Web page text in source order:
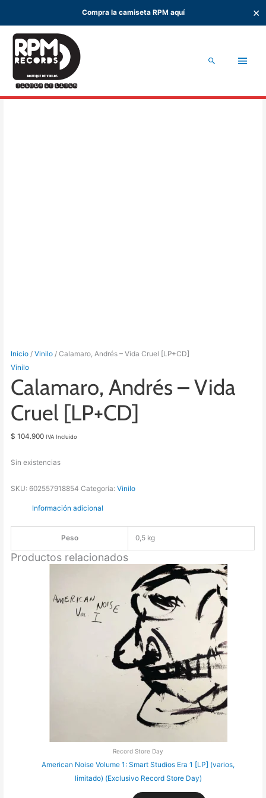
Compra la camiseta RPM aquí ✕
contenido
Buscar
Inicio /Vinilo / Calamaro, Andrés – Vida Cruel [LP+CD]
Vinilo
Calamaro, Andrés – Vida
Cruel [LP+CD]
$ 104.900 IVA Incluido
Sin existencias
SKU:602557918854 Categoría:Vinilo
Información adicional
Peso 0,5 kg
Productos relacionados
Record Store Day
American Noise Volume 1: Smart Studios Era 1 [LP] (varios,
limitado) (Exclusivo Record Store Day)